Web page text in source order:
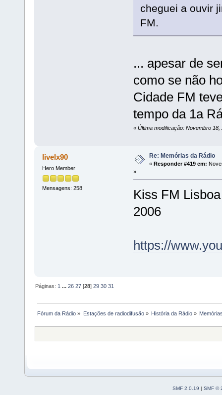
cheguei a ouvir
FM.
... apesar de
como se não
Cidade FM
tempo da 1a
« Última modificação: Novembro
livelx90
Hero Member
Mensagens: 258
Re: Memórias da Rádio
« Responder #419 em:
»
Kiss FM
2006
https://
Páginas: 1 ...26 27 [28]29 30 31
Fórum da Rádio » Estações de radiodifusão» História da Rádio»
SMF 2.0.19 | SMF ©